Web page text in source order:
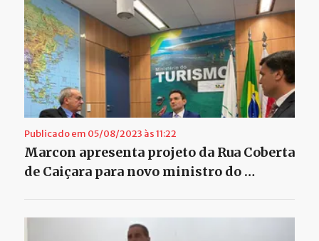
Publicado em 05/08/2023 às 11:22
Marcon apresenta projeto da Rua Coberta
de Caiçara para novo ministro do …